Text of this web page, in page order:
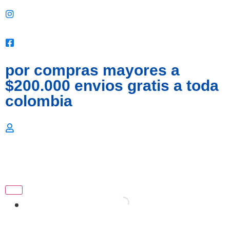
por compras mayores a
$200.000 envios gratis a toda
colombia